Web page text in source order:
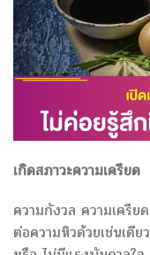
เกิดสภาวะความเครียด
ความกังวล ความเครีย
ต่อความหิวด้วยเช่นเดี